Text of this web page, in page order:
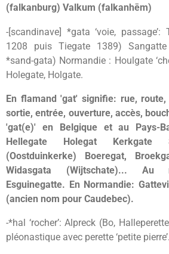
(falkanburg) Valkum (falkanhēm)
-[scandinave] *gata ‘voie, passage’:
1208 puis Tiegate 1389)
*sand-gata) Normandie : Houlgate
Holegate, Holgate.
En flamand 'gat' signifie: rue,
sortie, entrée, ouverture, accès,
'gat(e)' en Belgique et au Pays-
Hellegate Holegat Kerkgate
(Oostduinkerke) Boeregat,
Widasgata (Wijtschate)... Au
Esguinegatte. En Normandie:
(ancien nom pour Caudebec).
-*hal ‘rocher’: Alpreck (Bo,
pléonastique avec perette ‘petite pierre’.